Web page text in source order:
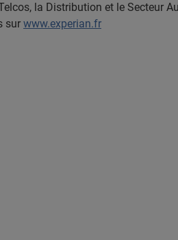
la Distribution et le Secteur
sur www.experian.fr